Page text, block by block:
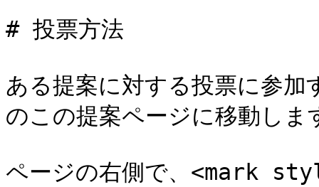
# 投票方法
ある提案に対する投票に参
のこの提案ページに移動しま
ページの右側で、<mark